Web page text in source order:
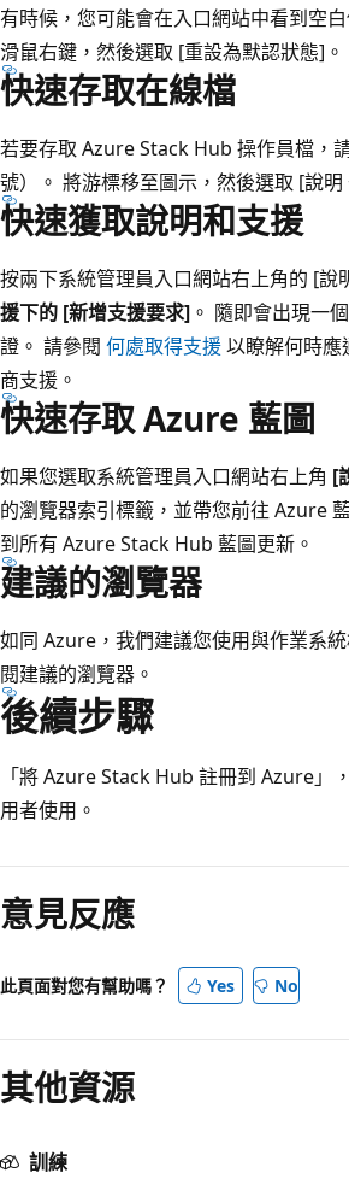
有時候，您可能會在入口網站中看到空
滑鼠右鍵，然後選取 [重設為默認狀態] 。
快速存取在線檔
若要存取 Azure Stack Hub 操作員檔，
號）。 將游標移至圖示，然後選取 [說明
快速獲取說明和支援
按兩下系統管理員入口網站右上角的 [說
援下的 [新增支援要求] 。 隨即會出現一
證。 請參閱 何處取得支援以瞭解何時
商支援。
快速存取 Azure 藍圖
如果您選取系統管理員入口網站右上角 [
的瀏覽器索引標籤，並帶您前往 Azure
到所有 Azure Stack Hub 藍圖更新。
建議的瀏覽器
如同 Azure，我們建議您使用與作業系
閱建議的瀏覽器。
後續步驟
「將 Azure Stack Hub 註冊到 Azure
用者使用。
意見反應
此頁面對您有幫助嗎？ Yes No
其他資源
訓練